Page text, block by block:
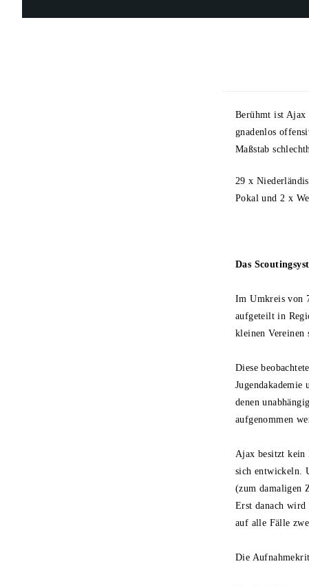
Berühmt ist Ajax
gnadenlos
Maßstab
29 x
Pokal und 2 x
Das
Im Umkreis von
aufgeteilt in
kleinen Vereinen
Diese
denen
aufgenommen
Ajax besitzt kein
sich entwickeln.
(zum damaligen
Erst danach wird
auf alle Fälle
Die